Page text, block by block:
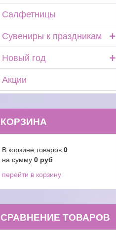
Салфетницы
+
Сувениры к праздникам
+
Новый год
Акции
КОРЗИНА
В корзине товаров 0
на сумму 0 руб
перейти в корзину
СРАВНЕНИЕ ТОВАРОВ